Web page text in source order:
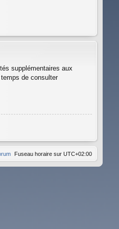
supplémentaires aux
de consulter
Fuseau horaire sur UTC+02:00